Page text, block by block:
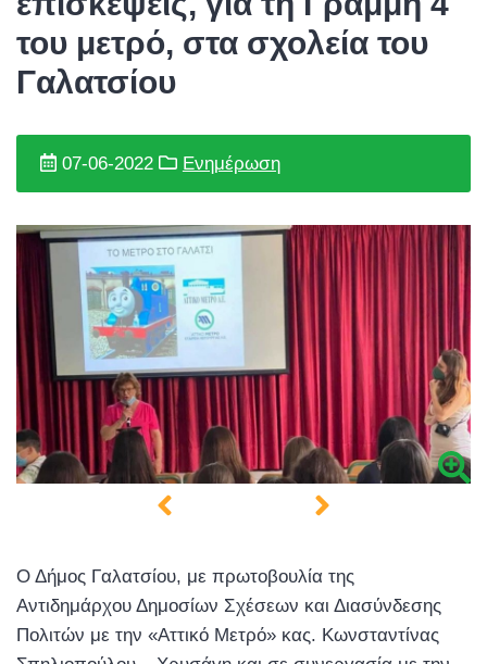
του μετρό, στα σχολεία του
Γαλατσίου
07-06-2022 Ενημέρωση
Ο Δήμος Γαλατσίου, με πρωτοβουλία της
Αντιδημάρχου Δημοσίων Σχέσεων και Διασύνδεσης
Πολιτών με την «Αττικό Μετρό» κας. Κωνσταντίνας